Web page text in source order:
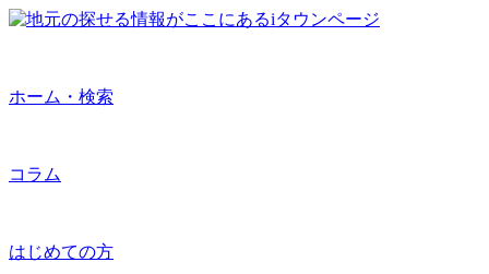
ホーム・検索
コラム
はじめての方